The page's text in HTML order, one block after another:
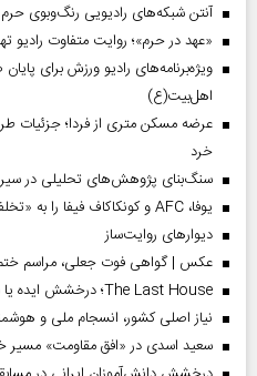
آنتن شبکه‌های رادیویی رنگ‌وبوی
«عهد در حرم»؛ روایت متفاوت رادیو
ویژه‌برنامه‌های رادیو ورزش برای
اهل‌بیت(ع)
عرضه مسکن متری از فردا؛ جزئیات
خرد
سنگ‌بنای پژوهش‌های تحلیلی در
یوفا، AFC و کونکاکاف فیفا را به «تخلف اساسی از اعتماد» متهم کردند
دیوارهای روایت‌ساز
عکس | گواهی فوت جعلی، مراسم
The Last House؛ درخشش ایده یا شکست در روایت؟
نیاز اصلی کشور، انسجام ملی و
سعید اسدی در «افق مقاومت» مسیر